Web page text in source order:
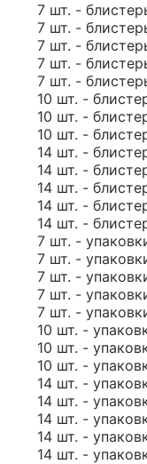
7 шт. -
7 шт. -
7 шт. -
7 шт. -
7 шт. -
10 шт. -
10 шт. -
10 шт. -
14 шт. -
14 шт. -
14 шт. -
14 шт. -
14 шт. -
7 шт. -
7 шт. -
7 шт. -
7 шт. -
7 шт. -
10 шт. -
10 шт. -
10 шт. -
14 шт. -
14 шт. -
14 шт. -
14 шт. -
14 шт. -